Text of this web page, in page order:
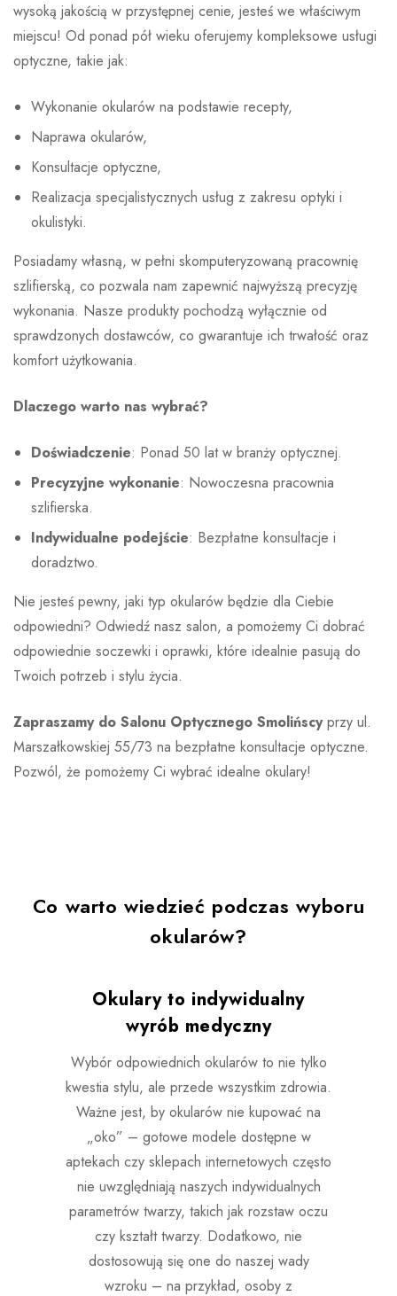
wysoką jakością w przystępnej cenie, jesteś we właściwym
miejscu! Od ponad pół wieku oferujemy kompleksowe usługi
optyczne, takie jak:
Wykonanie okularów na podstawie recepty,
Naprawa okularów,
Konsultacje optyczne,
Realizacja specjalistycznych usług z zakresu optyki i
okulistyki.
Posiadamy własną, w pełni skomputeryzowaną pracownię
szlifierską, co pozwala nam zapewnić najwyższą precyzję
wykonania. Nasze produkty pochodzą wyłącznie od
sprawdzonych dostawców, co gwarantuje ich trwałość oraz
komfort użytkowania.
Dlaczego warto nas wybrać?
Doświadczenie: Ponad 50 lat w branży optycznej.
Precyzyjne wykonanie: Nowoczesna pracownia
szlifierska.
Indywidualne podejście: Bezpłatne konsultacje i
doradztwo.
Nie jesteś pewny, jaki typ okularów będzie dla Ciebie
odpowiedni? Odwiedź nasz salon, a pomożemy Ci dobrać
odpowiednie soczewki i oprawki, które idealnie pasują do
Twoich potrzeb i stylu życia.
Zapraszamy do Salonu Optycznego Smolińscyprzy ul.
Marszałkowskiej 55/73 na bezpłatne konsultacje optyczne.
Pozwól, że pomożemy Ci wybrać idealne okulary!
Co warto wiedzieć podczas wyboru
okularów?
Okulary to indywidualny
wyrób medyczny
Wybór odpowiednich okularów to nie tylko
kwestia stylu, ale przede wszystkim zdrowia.
Ważne jest, by okularów nie kupować na
„oko” – gotowe modele dostępne w
aptekach czy sklepach internetowych często
nie uwzględniają naszych indywidualnych
parametrów twarzy, takich jak rozstaw oczu
czy kształt twarzy. Dodatkowo, nie
dostosowują się one do naszej wady
wzroku – na przykład, osoby z